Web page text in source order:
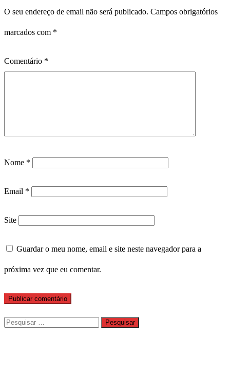
O seu endereço de email não será publicado. Campos obrigatórios
marcados com *
Comentário *
Nome *
Email *
Site
Guardar o meu nome, email e site neste navegador para a
próxima vez que eu comentar.
Pesquisar
por: